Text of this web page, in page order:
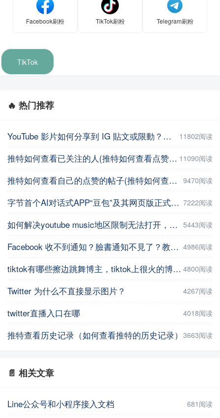
Facebook刷粉 TikTok刷粉 Telegram刷粉
TikTok
🔥 热门推荐
YouTube 影片如何分享到 IG 貼文或限動？教你用這招【Facebook教程】 11802阅读
推特如何查看已关注的人(推特如何查看点赞记录) 11090阅读
推特如何查看自己的点赞的帖子(推特如何查看自己的点赞的帖子数量 ) 9470阅读
字节首个AI对话式APP“豆包”及其网页版正式上线 7222阅读
如何解决youtube music地区限制无法打开，并在手机上进行下载操作 5443阅读
Facebook 收不到通知？臉書通知不見了？教你5招輕鬆解決 | iPhoneTipSo 4986阅读
tiktok有哪些擦边跳舞博主，tiktok上很火的博主盘点 4800阅读
Twitter 为什么不直接显示图片？ 4267阅读
twitter直播入口在哪 4018阅读
推特查看历史记录（如何查看推特的历史记录） 3663阅读
📄 相关文章
Line公众号和小程序接入文档 681阅读